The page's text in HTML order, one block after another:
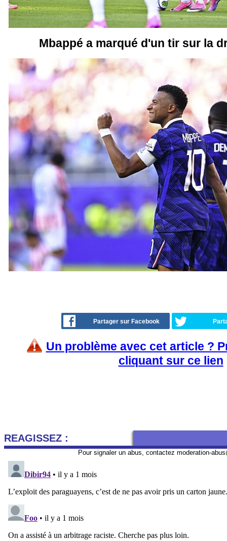
Mbappé a marqué d'un tir sur la
Partager sur Facebook
Un problème avec cet article ?
cliquant sur ce lien
REAGISSEZ :
Pour signaler un abus, contactez moderation-